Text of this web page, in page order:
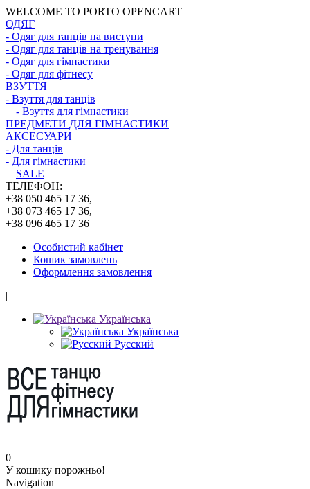
WELCOME TO PORTO OPENCART
ОДЯГ
- Одяг для танців на виступи
- Одяг для танців на тренування
- Одяг для гімнастики
- Одяг для фітнесу
ВЗУТТЯ
- Взуття для танців
- Взуття для гімнастики
ПРЕДМЕТИ ДЛЯ ГІМНАСТИКИ
АКСЕСУАРИ
- Для танців
- Для гімнастики
SALE
ТЕЛЕФОН:
+38 050 465 17 36,
+38 073 465 17 36,
+38 096 465 17 36
Особистий кабінет
Кошик замовлень
Оформлення замовлення
|
Українська
Українська
Русский
0
У кошику порожньо!
Navigation